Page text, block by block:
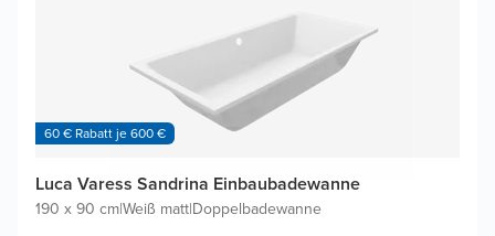
60 € Rabatt je 600 €
Luca Varess Sandrina Einbaubadewanne
190 x 90 cm|Weiß matt|Doppelbadewanne